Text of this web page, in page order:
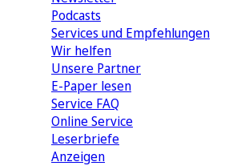
Podcasts
Services und Empfehlungen
Wir helfen
Unsere Partner
E-Paper lesen
Service FAQ
Online Service
Leserbriefe
Anzeigen